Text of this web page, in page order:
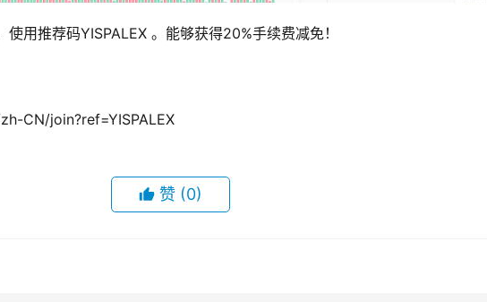
用推荐码YISPALEX 。能够获得20%手续费减免！
CN/join?ref=YISPALEX
赞 (0)